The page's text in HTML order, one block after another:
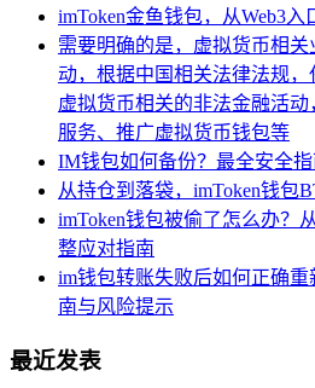
imToken金鱼钱包，从Web3
需要明确的是，虚拟货币相
动，根据中国相关法律法规
虚拟货币相关的非法金融活
服务、推广虚拟货币钱包等
IM钱包如何备份？最全安全
从持仓到落袋，imToken钱包
imToken钱包被偷了怎么办？
整应对指南
im钱包转账失败后如何正确
南与风险提示
最近发表